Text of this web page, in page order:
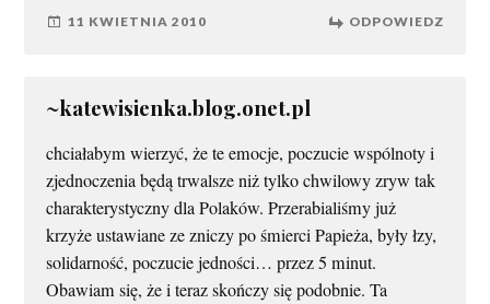
11 KWIETNIA 2010 ODPOWIEDZ
~katewisienka.blog.onet.pl
chciałabym wierzyć, że te emocje, poczucie wspólnoty i
zjednoczenia będą trwalsze niż tylko chwilowy zryw tak
charakterystyczny dla Polaków. Przerabialiśmy już
krzyże ustawiane ze zniczy po śmierci Papieża, były łzy,
solidarność, poczucie jedności… przez 5 minut.
Obawiam się, że i teraz skończy się podobnie. Ta